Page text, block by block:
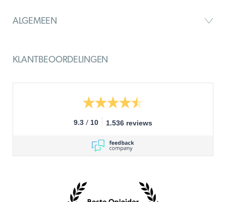
ALGEMEEN
KLANTBEOORDELINGEN
9.3 / 10 1.536 reviews